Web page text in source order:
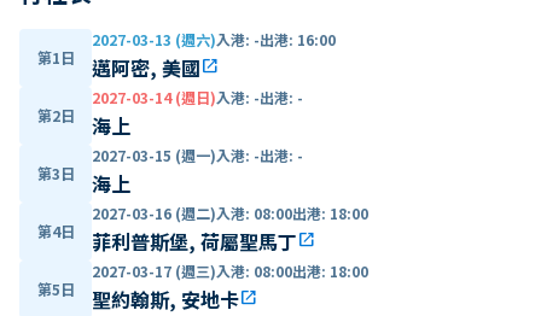
第1日
2027-03-13 (週六)入港: -出港: 16:00
邁阿密, 美國open_in_new
第2日
2027-03-14 (週日)入港: -出港: -
海上
第3日
2027-03-15 (週一)入港: -出港: -
海上
第4日
2027-03-16 (週二)入港: 08:00出港: 18:00
菲利普斯堡, 荷屬聖馬丁open_in_new
第5日
2027-03-17 (週三)入港: 08:00出港: 18:00
聖約翰斯, 安地卡open_in_new